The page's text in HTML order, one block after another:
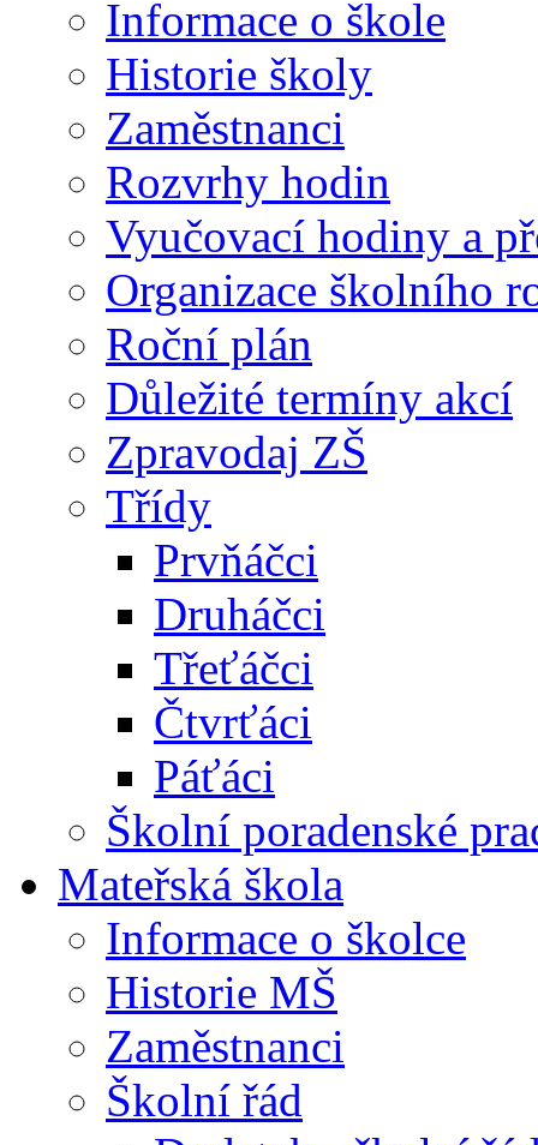
Informace o škole
Historie školy
Zaměstnanci
Rozvrhy hodin
Vyučovací hodiny a
Organizace školního
Roční plán
Důležité termíny akcí
Zpravodaj ZŠ
Třídy
Prvňáčci
Druháčci
Třeťáčci
Čtvrťáci
Páťáci
Školní poradenské
Mateřská škola
Informace o školce
Historie MŠ
Zaměstnanci
Školní řád